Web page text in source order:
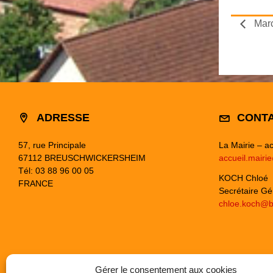
Gérer le consentement aux cookies
ADRESSE
57, rue Principale
67112 BREUSCHWICKERSHEIM
Tél: 03 88 96 00 05
FRANCE
La Mairie –
KOCH Chloé
Secrétaire